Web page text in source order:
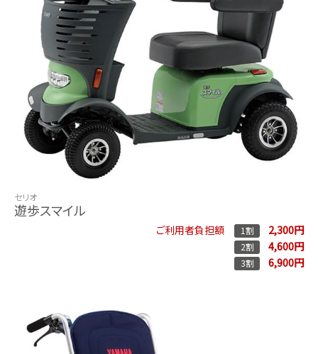
セリオ
遊歩スマイル
ご利用者負担額 1割 2,300円
2割 4,600円
3割 6,900円